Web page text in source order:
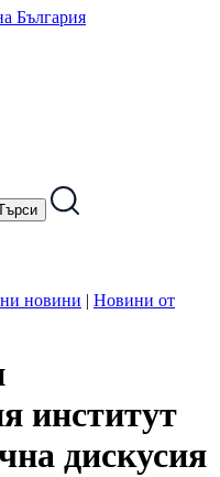
България
новини | Новини от
институт
дискусия